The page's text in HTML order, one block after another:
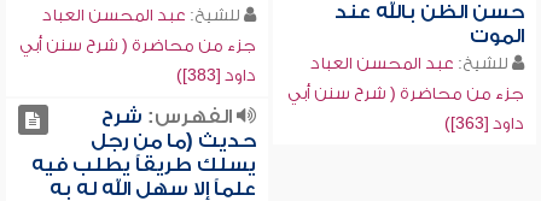
حسن الظن بالله عند
الموت
للشيخ: عبد المحسن العباد
جزء من محاضرة ( شرح سنن أبي
داود [363])
للشيخ: عبد المحسن العباد
جزء من محاضرة ( شرح سنن أبي
داود [383])
الفهرس: شرح
حديث (ما من رجل
يسلك طريقاً يطلب فيه
علماً إلا سهل الله له به